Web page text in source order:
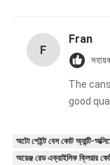
F
Fran
The
good
অটো পেইন্ট বেস কোট অ্যান্টি-
অরেঞ্জ রেড এক্রাইলিক ক্লিয়ার